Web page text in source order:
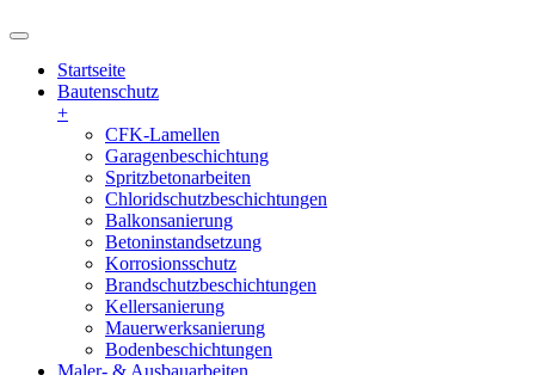
Startseite
Bautenschutz
+
CFK-Lamellen
Garagenbeschichtung
Spritzbetonarbeiten
Chloridschutzbeschichtungen
Balkonsanierung
Betoninstandsetzung
Korrosionsschutz
Brandschutzbeschichtungen
Kellersanierung
Mauerwerksanierung
Bodenbeschichtungen
Maler- & Ausbauarbeiten